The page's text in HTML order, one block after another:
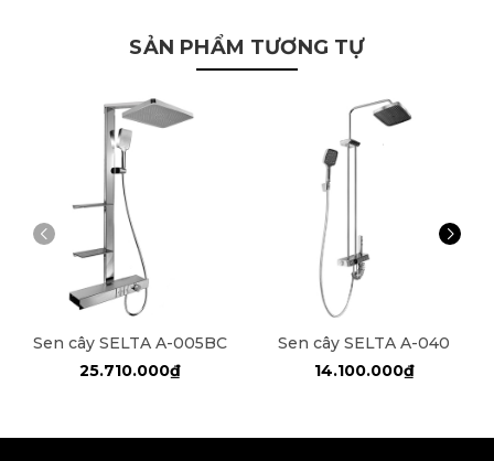
SẢN PHẨM TƯƠNG TỰ
Sen cây SELTA A-005BC
25.710.000₫
Sen cây SELTA A-040
14.100.000₫